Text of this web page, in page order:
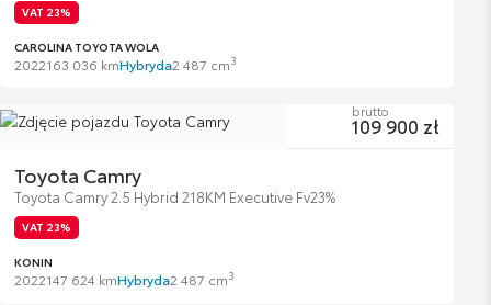
VAT 23%
CAROLINA TOYOTA WOLA
2022163 036 kmHybryda2 487 cm3
Toyota Camry
Toyota Camry 2.5 Hybrid 218KM Executive Fv23%
VAT 23%
KONIN
2022147 624 kmHybryda2 487 cm3
brutto
109 900 zł